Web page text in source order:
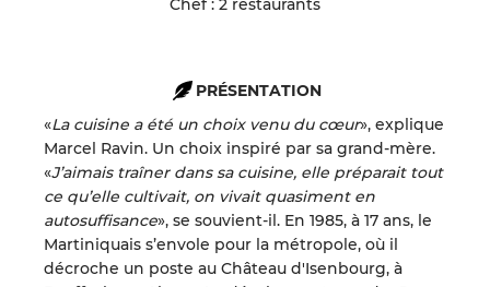
Chef : 2 restaurants
PRÉSENTATION
«La cuisine a été un choix venu du cœur», explique
Marcel Ravin. Un choix inspiré par sa grand-mère.
«J’aimais traîner dans sa cuisine, elle préparait tout
ce qu’elle cultivait, on vivait quasiment en
autosuffisance», se souvient-il. En 1985, à 17 ans, le
Martiniquais s’envole pour la métropole, où il
décroche un poste au Château d'Isenbourg, à